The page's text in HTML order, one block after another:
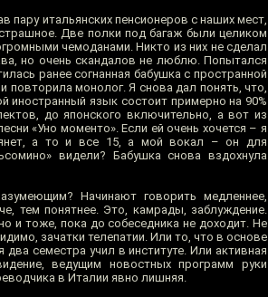
пару итальянских пенсионеров с наших мест,
Две полки под багаж были целиком
чемоданами. Никто из них не сделал
но очень скандалов не люблю. Попытался
ранее согнанная бабушка с пространной
повторила монолог. Я снова дал понять, что,
иностранный язык состоит примерно на 90%
до японского включительно, а вот из
«Уно моменто». Если ей очень хочется – я
а то и все 15, а мой вокал – он для
видели? Бабушка снова вздохнула
Начинают говорить медленнее,
тем понятнее. Это, камрады, заблуждение.
и тоже, пока до собеседника не доходит. Не
зачатки телепатии. Или то, что в основе
семестра учил в институте. Или активная
ведущим новостных программ руки
в Италии явно лишняя.